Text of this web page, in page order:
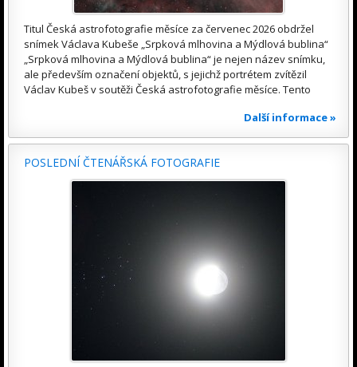
Titul Česká astrofotografie měsíce za červenec 2026 obdržel
snímek Václava Kubeše „Srpková mlhovina a Mýdlová bublina“
„Srpková mlhovina a Mýdlová bublina“ je nejen název snímku,
ale především označení objektů, s jejichž portrétem zvítězil
Václav Kubeš v soutěži Česká astrofotografie měsíce. Tento
Další informace »
POSLEDNÍ ČTENÁŘSKÁ FOTOGRAFIE